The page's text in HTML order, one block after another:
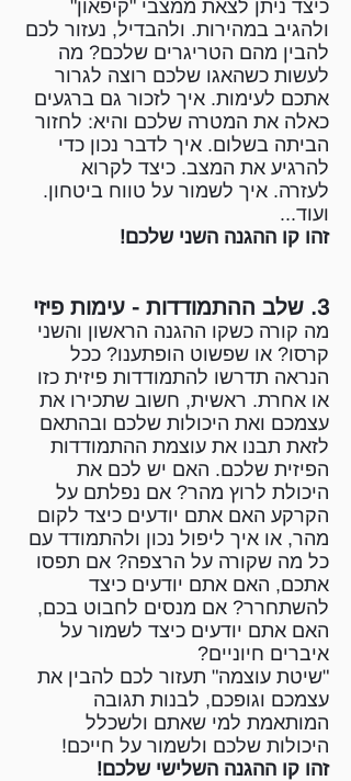
כיצד ניתן לצאת ממצבי "קיפאון"
ולהגיב במהירות. ולהבדיל, נעזור לכם
להבין מהם הטריגרים שלכם? מה
לעשות כשהאגו שלכם רוצה לגרור
אתכם לעימות. איך לזכור גם ברגעים
כאלה את המטרה שלכם והיא: לחזור
הביתה בשלום. איך לדבר נכון כדי
להרגיע את המצב. כיצד לקרוא
לעזרה. איך לשמור על טווח ביטחון.
ועוד...
זהו קו ההגנה השני שלכם!
3. שלב ההתמודדות - עימות פיזי
מה קורה כשקו ההגנה הראשון והשני
קרסו? או שפשוט הופתענו? ככל
הנראה תדרשו להתמודדות פיזית כזו
או אחרת. ראשית, חשוב שתכירו את
עצמכם ואת היכולות שלכם ובהתאם
לזאת תבנו את עוצמת ההתמודדות
הפיזית שלכם. האם יש לכם את
היכולת לרוץ מהר? אם נפלתם על
הקרקע האם אתם יודעים כיצד לקום
מהר, או איך ליפול נכון ולהתמודד עם
כל מה שקורה על הרצפה? אם תפסו
אתכם, האם אתם יודעים כיצד
להשתחרר? אם מנסים לחבוט בכם,
האם אתם יודעים כיצד לשמור על
איברים חיוניים?
"שיטת עוצמה" תעזור לכם להבין את
עצמכם וגופכם, לבנות תגובה
המותאמת למי שאתם ולשכלל
היכולות שלכם ולשמור על חייכם!
זהו קו ההגנה השלישי שלכם!